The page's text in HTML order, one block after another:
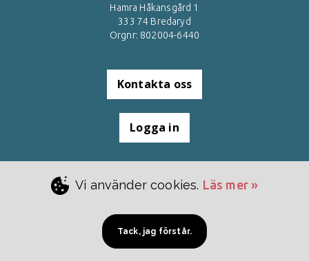
Hamra Håkansgård 1
333 74 Bredaryd
Orgnr: 802004-6440
Kontakta oss
Logga in
Alla nyheter
Cookies & GDPR,Arkiv
Vi använder cookies. Läs mer »
Tack, jag förstår.